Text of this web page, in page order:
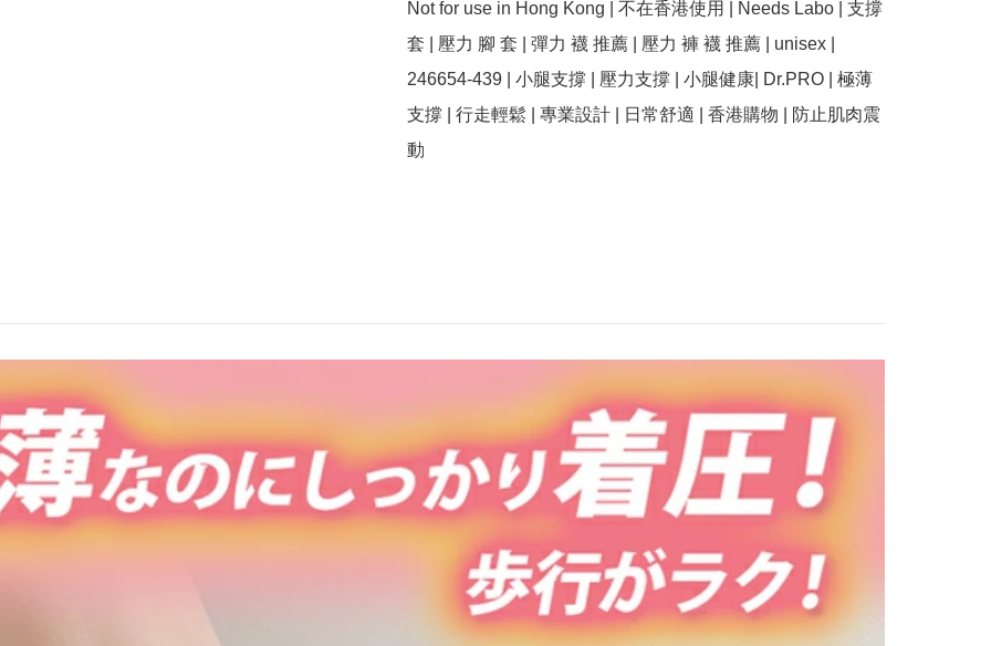
Not for use in Hong Kong | 不在香港使用 | Needs Labo | 支撐
套 | 壓力 腳 套 | 彈力 襪 推薦 | 壓力 褲 襪 推薦 | unisex |
246654-439 | 小腿支撐 | 壓力支撐 | 小腿健康| Dr.PRO | 極薄
支撐 | 行走輕鬆 | 專業設計 | 日常舒適 | 香港購物 | 防止肌肉震